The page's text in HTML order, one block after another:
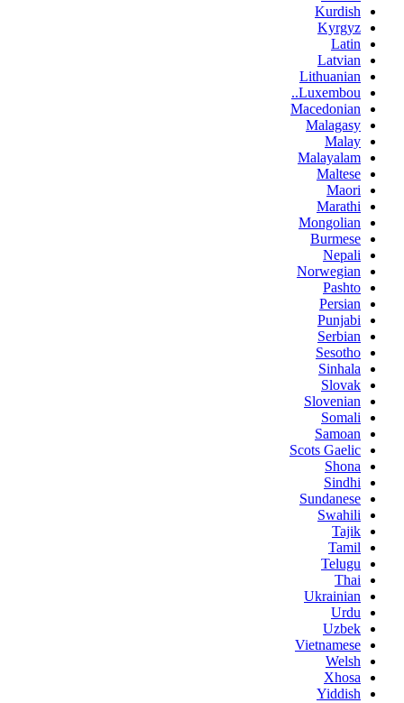
Kurdish
Kyrgyz
Latin
Latvian
Lithuanian
Luxembou..
Macedonian
Malagasy
Malay
Malayalam
Maltese
Maori
Marathi
Mongolian
Burmese
Nepali
Norwegian
Pashto
Persian
Punjabi
Serbian
Sesotho
Sinhala
Slovak
Slovenian
Somali
Samoan
Scots Gaelic
Shona
Sindhi
Sundanese
Swahili
Tajik
Tamil
Telugu
Thai
Ukrainian
Urdu
Uzbek
Vietnamese
Welsh
Xhosa
Yiddish